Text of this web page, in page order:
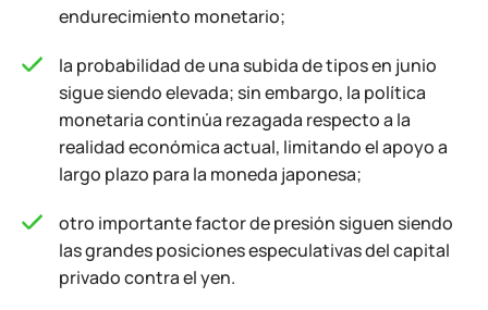
endurecimiento monetario;
la probabilidad de una subida de tipos en junio
sigue siendo elevada; sin embargo, la política
monetaria continúa rezagada respecto a la
realidad económica actual, limitando el apoyo a
largo plazo para la moneda japonesa;
otro importante factor de presión siguen siendo
las grandes posiciones especulativas del capital
privado contra el yen.